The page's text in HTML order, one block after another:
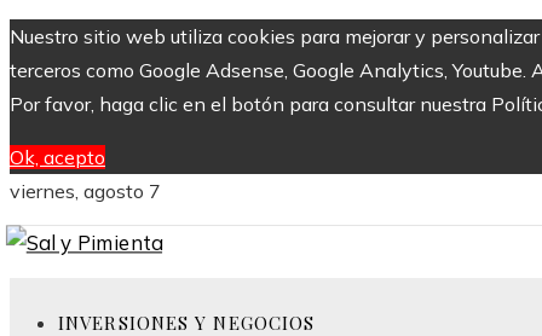
Nuestro sitio web utiliza cookies para mejorar y
terceros como Google Adsense, Google Analytics,
Por favor, haga clic en el botón para consultar nuestra
Ok, acepto
viernes, agosto 7
INVERSIONES Y NEGOCIOS